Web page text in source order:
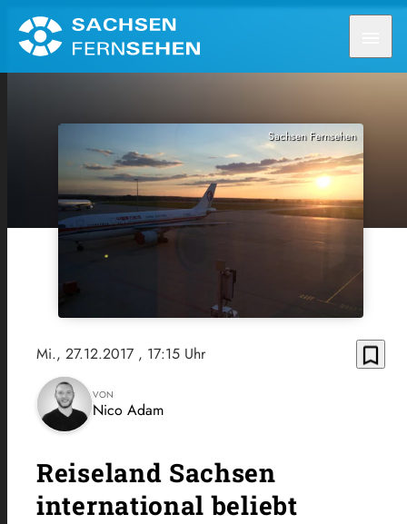
Sachsen Fernsehen
Mi., 27.12.2017 , 17:15 Uhr bookmark_border
VON
Nico Adam
Reiseland Sachsen
international beliebt